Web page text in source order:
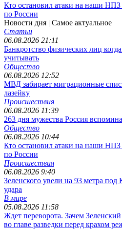
Кто остановил атаки на наши
по России
Новости дня | Самое актуальное
Статьи
06.08.2026 21:11
Банкротство физических лиц
учитывать
Общество
06.08.2026 12:52
МВД забирает миграционные
лазейку
Происшествия
06.08.2026 11:39
263 дня мужества Россия
Общество
06.08.2026 10:44
Кто остановил атаки на наши
по России
Происшествия
06.08.2026 9:40
Зеленского увели на 93 метра
удара
В мире
05.08.2026 11:58
Ждет переворота. Зачем
во главе разведки перед крахом